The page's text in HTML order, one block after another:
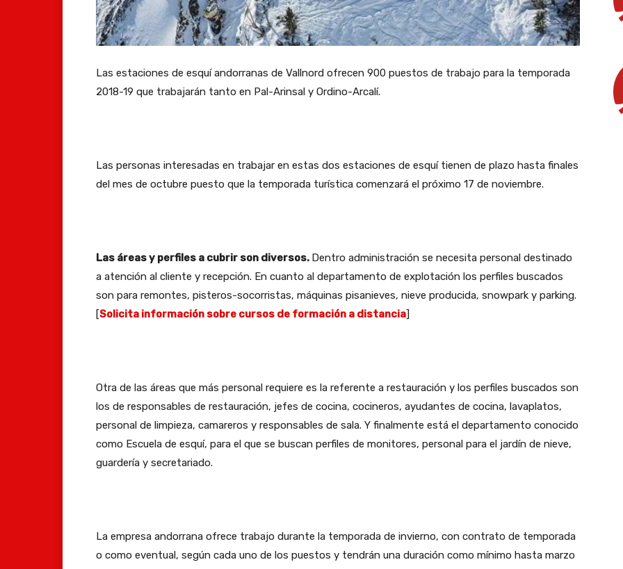
Las estaciones de esquí andorranas de Vallnord ofrecen 900 puestos de trabajo para la temporada
2018-19 que trabajarán tanto en Pal-Arinsal y Ordino-Arcalí.
Las personas interesadas en trabajar en estas dos estaciones de esquí tienen de plazo hasta finales
del mes de octubre puesto que la temporada turística comenzará el próximo 17 de noviembre.
Las áreas y perfiles a cubrir son diversos. Dentro administración se necesita personal destinado
a atención al cliente y recepción. En cuanto al departamento de explotación los perfiles buscados
son para remontes, pisteros-socorristas, máquinas pisanieves, nieve producida, snowpark y parking.
[Solicita información sobre cursos de formación a distancia]
Otra de las áreas que más personal requiere es la referente a restauración y los perfiles buscados son
los de responsables de restauración, jefes de cocina, cocineros, ayudantes de cocina, lavaplatos,
personal de limpieza, camareros y responsables de sala. Y finalmente está el departamento conocido
como Escuela de esquí, para el que se buscan perfiles de monitores, personal para el jardín de nieve,
guardería y secretariado.
La empresa andorrana ofrece trabajo durante la temporada de invierno, con contrato de temporada
o como eventual, según cada uno de los puestos y tendrán una duración como mínimo hasta marzo